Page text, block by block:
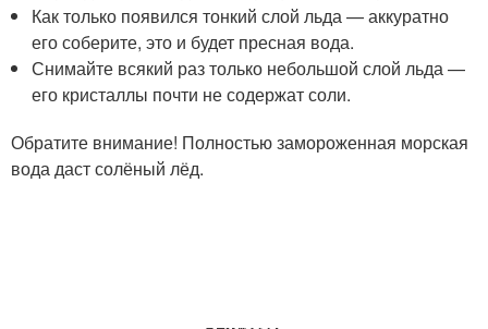
Как только появился тонкий слой льда — аккуратно
его соберите, это и будет пресная вода.
Снимайте всякий раз только небольшой слой льда —
его кристаллы почти не содержат соли.
Обратите внимание! Полностью замороженная морская
вода даст солёный лёд.